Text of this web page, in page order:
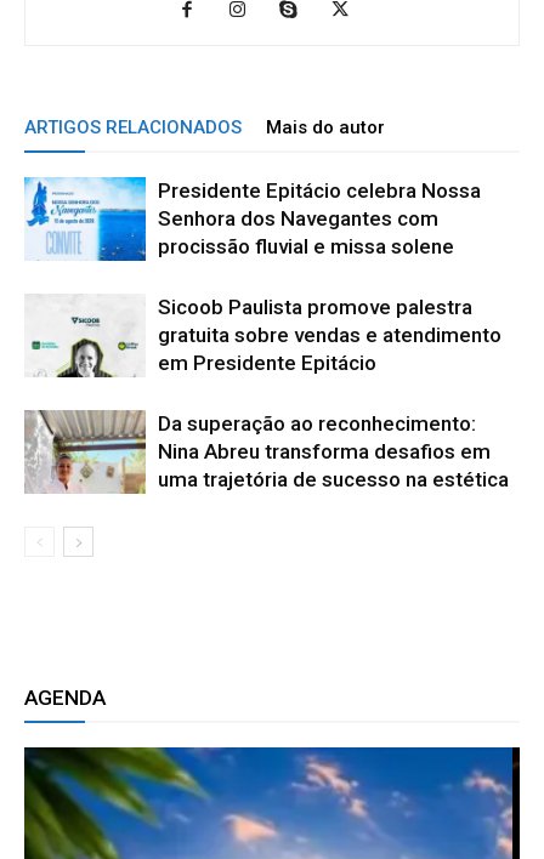
ARTIGOS RELACIONADOS Mais do autor
Presidente Epitácio celebra Nossa
Senhora dos Navegantes com
procissão fluvial e missa solene
Sicoob Paulista promove palestra
gratuita sobre vendas e atendimento
em Presidente Epitácio
Da superação ao reconhecimento:
Nina Abreu transforma desafios em
uma trajetória de sucesso na estética
AGENDA